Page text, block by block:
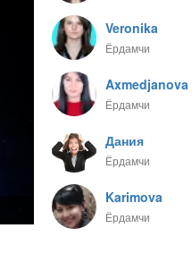
Veronika
Ёрдамчи
Axmedjanova
Ёрдамчи
Дания
Ёрдамчи
Karimova
Ёрдамчи